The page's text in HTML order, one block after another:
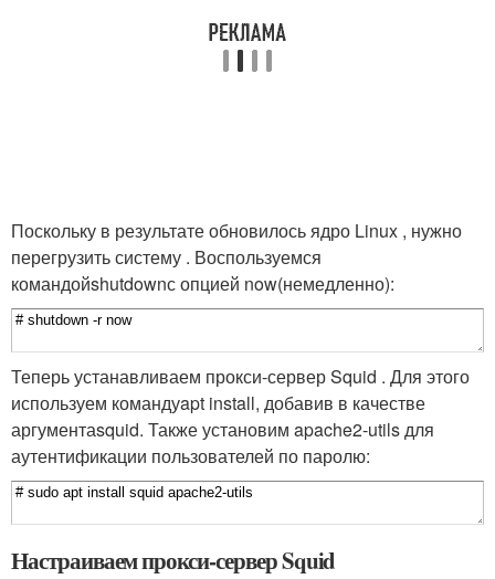
Поскольку в результате обновилось ядро Linux , нужно
перегрузить систему . Воспользуемся
командойshutdownс опцией now(немедленно):
Теперь устанавливаем прокси-сервер Squid . Для этого
используем командуapt install, добавив в качестве
аргументаsquid. Также установим apache2-utils для
аутентификации пользователей по паролю:
Настраиваем прокси-сервер Squid